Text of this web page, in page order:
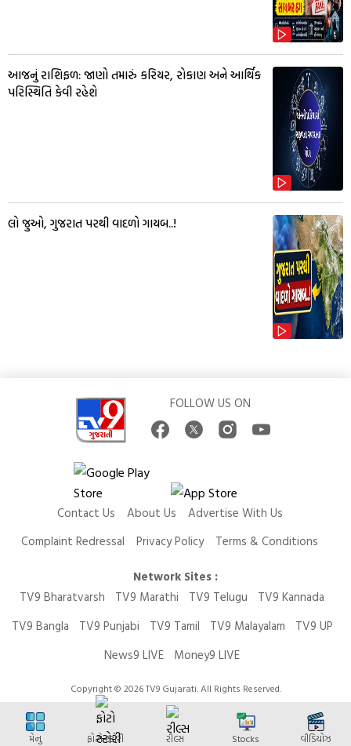
આજનું રાશિફળ: જાણો તમારું કરિયર, રોકાણ અને આર્થિક
પરિસ્થિતિ કેવી રહેશે
લો જુઓ, ગુજરાત પરથી વાદળો ગાયબ..!
FOLLOW US ON
Contact Us About Us
Advertise With Us
Complaint Redressal
Privacy Policy
Terms & Conditions
Network Sites :
TV9 Bharatvarsh
TV9 Marathi TV9 Telugu
TV9 Kannada
TV9 Bangla
TV9 Punjabi TV9 Tamil TV9 Malayalam
TV9 UP
News9 LIVE
Money9 LIVE
Copyright © 2026 TV9 Gujarati. All Rights Reserved.
મેનુ ફોટો સ્ટોરી રીલ્સ Stocks વીડિયોઝ